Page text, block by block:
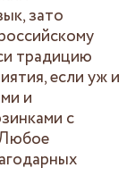
зато
традицию
если уж и
и
с